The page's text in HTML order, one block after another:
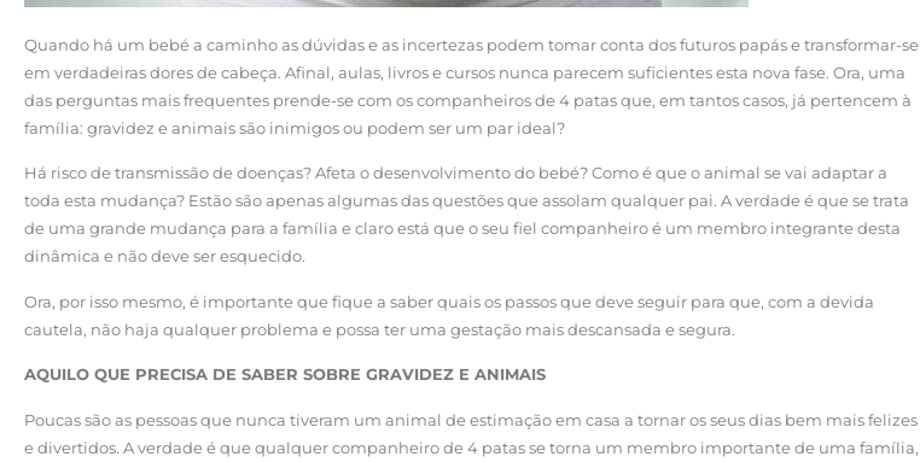
Quando há um bebé a caminho as dúvidas e as incertezas podem tomar conta dos futuros papás e transformar-se
em verdadeiras dores de cabeça. Afinal, aulas, livros e cursos nunca parecem suficientes esta nova fase. Ora, uma
das perguntas mais frequentes prende-se com os companheiros de 4 patas que, em tantos casos, já pertencem à
família: gravidez e animais são inimigos ou podem ser um par ideal?
Há risco de transmissão de doenças? Afeta o desenvolvimento do bebé? Como é que o animal se vai adaptar a
toda esta mudança? Estão são apenas algumas das questões que assolam qualquer pai. A verdade é que se trata
de uma grande mudança para a família e claro está que o seu fiel companheiro é um membro integrante desta
dinâmica e não deve ser esquecido.
Ora, por isso mesmo, é importante que fique a saber quais os passos que deve seguir para que, com a devida
cautela, não haja qualquer problema e possa ter uma gestação mais descansada e segura.
AQUILO QUE PRECISA DE SABER SOBRE GRAVIDEZ E ANIMAIS
Poucas são as pessoas que nunca tiveram um animal de estimação em casa a tornar os seus dias bem mais felizes
e divertidos. A verdade é que qualquer companheiro de 4 patas se torna um membro importante de uma família,